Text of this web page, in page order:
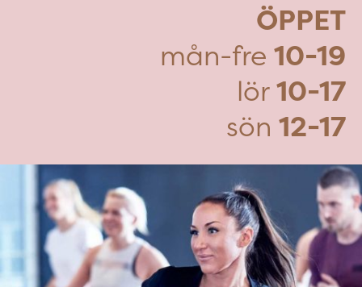
ÖPPET
mån-fre 10-19
lör10-17
sön 12-17